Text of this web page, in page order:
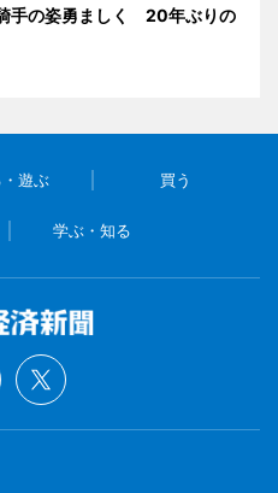
手の姿勇ましく 20年ぶりの
・遊ぶ 買う
学ぶ・知る